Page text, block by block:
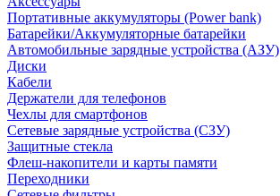
Портативные аккумуляторы (Power bank)
Батарейки/Аккумуляторные батарейки
Автомобильные зарядные устройства (АЗУ)
Диски
Кабели
Держатели для телефонов
Чехлы для смартфонов
Сетевые зарядные устройства (СЗУ)
Защитные стекла
Флеш-накопители и карты памяти
Переходники